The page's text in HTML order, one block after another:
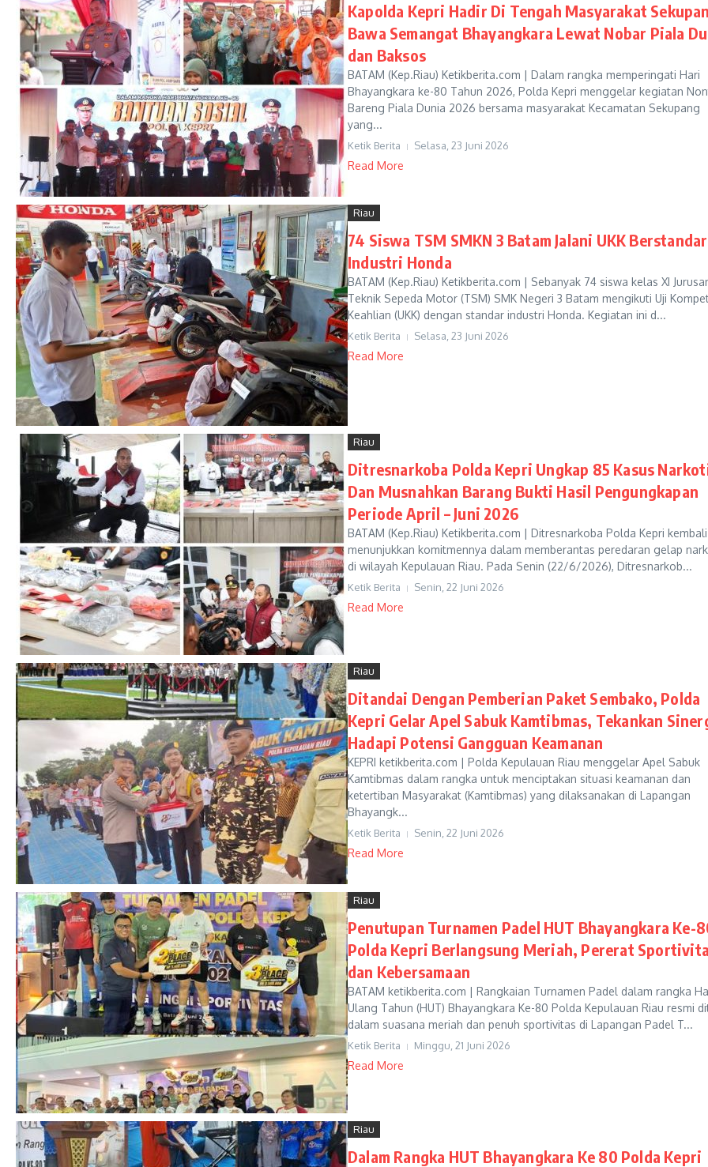
Kapolda Kepri Hadir Di Tengah Masyarakat
Bawa Semangat Bhayangkara Lewat Nobar Piala
dan Baksos
BATAM (Kep.Riau) Ketikberita.com | Dalam rangka memperingati Hari
Bhayangkara ke-80 Tahun 2026, Polda Kepri menggelar kegiatan
Bareng Piala Dunia 2026 bersama masyarakat Kecamatan Sekupang
yang...
Ketik Berita Selasa, 23 Juni 2026
Read More
Riau
74 Siswa TSM SMKN 3 Batam Jalani UKK Berstandar
Industri Honda
BATAM (Kep.Riau) Ketikberita.com | Sebanyak 74 siswa kelas XI
Teknik Sepeda Motor (TSM) SMK Negeri 3 Batam mengikuti Uji
Keahlian (UKK) dengan standar industri Honda. Kegiatan ini d...
Ketik Berita Selasa, 23 Juni 2026
Read More
Riau
Ditresnarkoba Polda Kepri Ungkap 85 Kasus
Dan Musnahkan Barang Bukti Hasil Pengungkapan
Periode April – Juni 2026
BATAM (Kep.Riau) Ketikberita.com | Ditresnarkoba Polda Kepri kembali
menunjukkan komitmennya dalam memberantas peredaran gelap
di wilayah Kepulauan Riau. Pada Senin (22/6/2026), Ditresnarkob...
Ketik Berita Senin, 22 Juni 2026
Read More
Riau
Ditandai Dengan Pemberian Paket Sembako, Polda
Kepri Gelar Apel Sabuk Kamtibmas, Tekankan
Hadapi Potensi Gangguan Keamanan
KEPRI ketikberita.com | Polda Kepulauan Riau menggelar Apel Sabuk
Kamtibmas dalam rangka untuk menciptakan situasi keamanan dan
ketertiban Masyarakat (Kamtibmas) yang dilaksanakan di Lapangan
Bhayangk...
Ketik Berita Senin, 22 Juni 2026
Read More
Riau
Penutupan Turnamen Padel HUT Bhayangkara Ke-
Polda Kepri Berlangsung Meriah, Pererat
dan Kebersamaan
BATAM ketikberita.com | Rangkaian Turnamen Padel dalam rangka
Ulang Tahun (HUT) Bhayangkara Ke-80 Polda Kepulauan Riau resmi
dalam suasana meriah dan penuh sportivitas di Lapangan Padel T...
Ketik Berita Minggu, 21 Juni 2026
Read More
Riau
Dalam Rangka HUT Bhayangkara Ke 80 Polda Kepri